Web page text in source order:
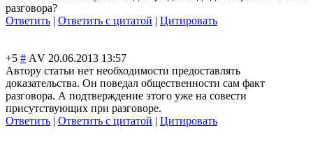
разговора?
Ответить | Ответить с цитатой | Цитировать
+5 # АV 20.06.2013 13:57
Автору статьи нет необходимости предоставлять
доказательства. Он поведал общественности сам факт
разговора. А подтверждение этого уже на совести
присутствующих при разговоре.
Ответить | Ответить с цитатой | Цитировать